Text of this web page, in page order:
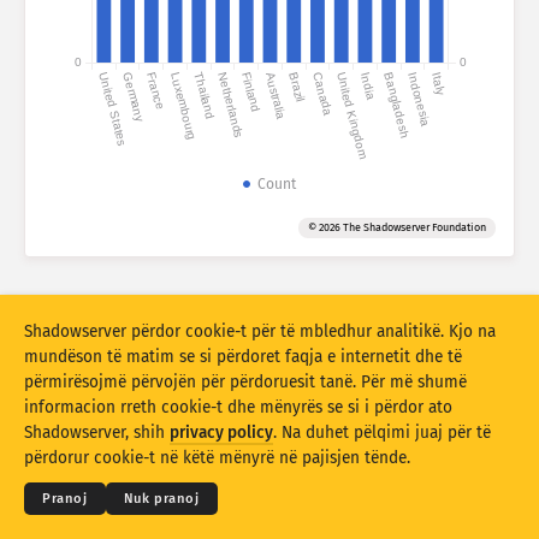
Statistikat e sulmeve: Pajisje
Etiketat
Limiti
Gruponi sipas
Numëroni si
Mesatarja ditore Totali
Shkalla e të dhënave
Stili
Përditëso automatikisht rezultatet
United StatesGermany France LuxembourgThailandNetherlandsFinland AustraliaBrazil Canada United Kingdom
India BangladeshIndonesia Italy
0 0
Count
© 2026 The Shadowserver Foundation
© 2026THE SHADOWSERVER FOUNDATION
Privatësia dhe kushtet
Na kontaktoni Kreditet
Shadowserver përdor cookie-t për të mbledhur analitikë. Kjo na
mundëson të matim se si përdoret faqja e internetit dhe të
përmirësojmë përvojën për përdoruesit tanë. Për më shumë
informacion rreth cookie-t dhe mënyrës se si i përdor ato
Shadowserver, shih privacy policy. Na duhet pëlqimi juaj për të
përdorur cookie-t në këtë mënyrë në pajisjen tënde.
Pranoj Nuk pranoj